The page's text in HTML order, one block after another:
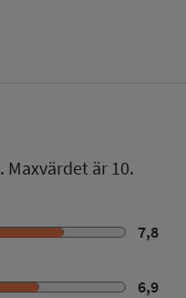
. Maxvärdet är 10.
7,8
6,9